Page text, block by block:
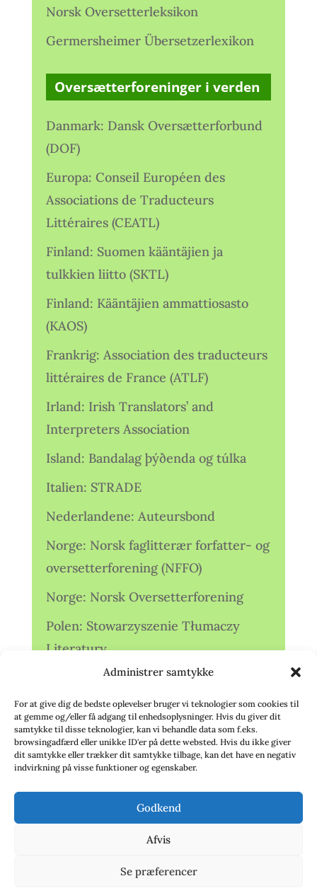
Administrer samtykke
For at give dig de bedste oplevelser bruger vi teknologier som cookies til
at gemme og/eller få adgang til enhedsoplysninger. Hvis du giver dit
samtykke til disse teknologier, kan vi behandle data som f.eks.
browsingadfærd eller unikke ID'er på dette websted. Hvis du ikke giver
dit samtykke eller trækker dit samtykke tilbage, kan det have en negativ
indvirkning på visse funktioner og egenskaber.
Godkend
Afvis
Se præferencer
Norsk Oversetterleksikon
Germersheimer Übersetzerlexikon
Oversætterforeninger i verden
Danmark: Dansk Oversætterforbund
(DOF)
Europa: Conseil Européen des
Associations de Traducteurs
Littéraires (CEATL)
Finland: Suomen kääntäjien ja
tulkkien liitto (SKTL)
Finland: Kääntäjien ammattiosasto
(KAOS)
Frankrig: Association des traducteurs
littéraires de France (ATLF)
Irland: Irish Translators’ and
Interpreters Association
Island: Bandalag þýðenda og túlka
Italien: STRADE
Nederlandene: Auteursbond
Norge: Norsk faglitterær forfatter- og
oversetterforening (NFFO)
Norge: Norsk Oversetterforening
Polen: Stowarzyszenie Tłumaczy
Literatury
Storbritannien: Translators
Association (TA)
Sverige: Översättarsektionen (Ö.)
Sverige: Översättarcentrum (ÖC)
deutschsprachiger Übersetzer (VdÜ)
© 2020 - Babelfisken